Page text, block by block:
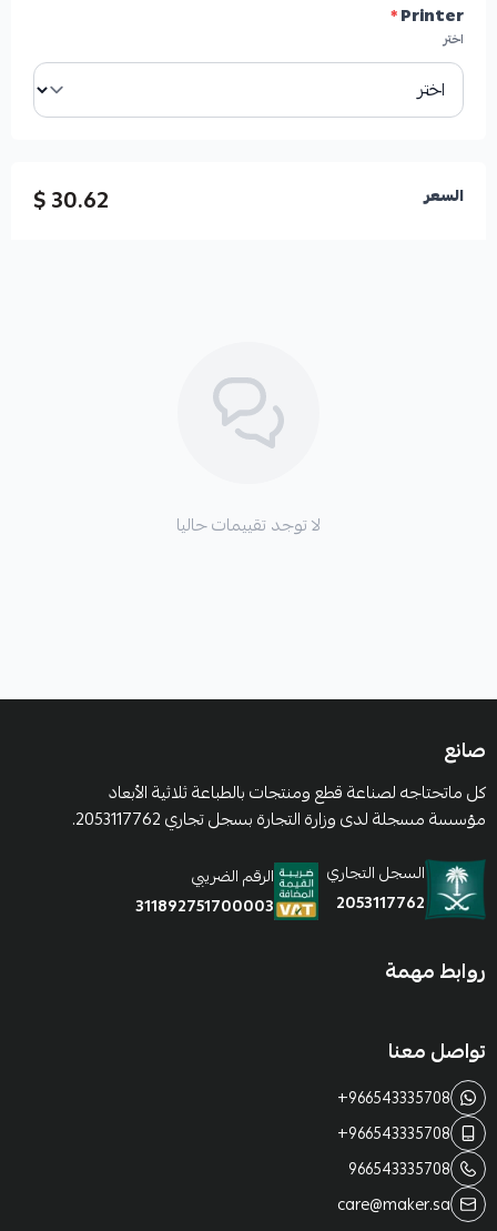
Printer
*
اختر
السعر 30.62 $
لا توجد تقييمات حاليا
صانع
كل ماتحتاجه لصناعة قطع ومنتجات بالطباعة ثلاثية الأبعاد
مؤسسة مسجلة لدى وزارة التجارة بسجل تجاري 2053117762.
السجل التجاري
2053117762
الرقم الضريبي
311892751700003
روابط مهمة
تواصل معنا
+966543335708
+966543335708
966543335708
care@maker.sa